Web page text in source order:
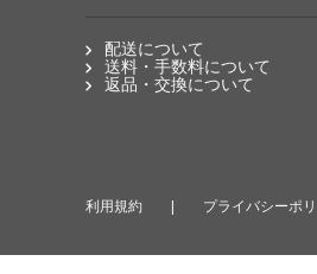
配送について
送料・手数料について
返品・交換について
利用規約 プライバシーポ